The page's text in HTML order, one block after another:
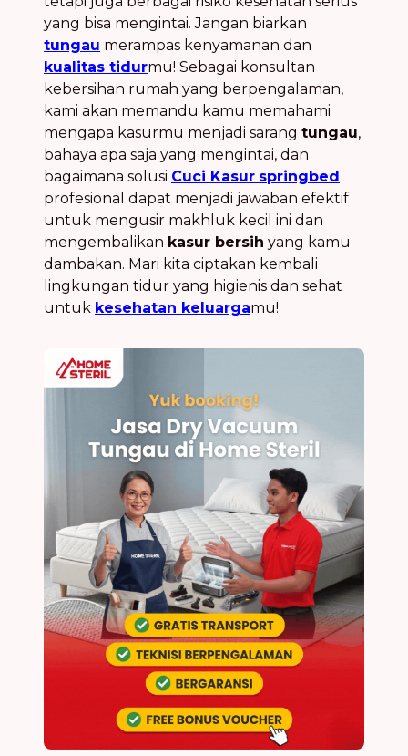
yang bisa mengintai. Jangan biarkan
tungau merampas kenyamanan dan
kualitas tidurmu! Sebagai konsultan
kebersihan rumah yang berpengalaman,
kami akan memandu kamu memahami
mengapa kasurmu menjadi sarang tungau,
bahaya apa saja yang mengintai, dan
bagaimana solusi Cuci Kasur springbed
profesional dapat menjadi jawaban efektif
untuk mengusir makhluk kecil ini dan
mengembalikan kasur bersih yang kamu
dambakan. Mari kita ciptakan kembali
lingkungan tidur yang higienis dan sehat
untuk kesehatan keluargamu!